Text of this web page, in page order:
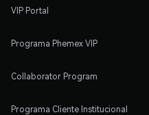
VIP Portal
Programa Phemex VIP
Collaborator Program
Programa Cliente Institucional